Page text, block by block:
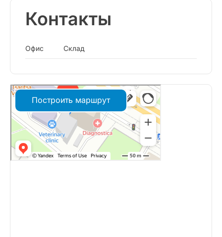
Контакты
Офис Склад
Построить маршрут